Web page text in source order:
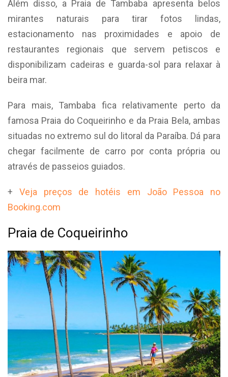
Além disso, a Praia de Tambaba apresenta belos
mirantes naturais para tirar fotos lindas,
estacionamento nas proximidades e apoio de
restaurantes regionais que servem petiscos e
disponibilizam cadeiras e guarda-sol para relaxar à
beira mar.
Para mais, Tambaba fica relativamente perto da
famosa Praia do Coqueirinho e da Praia Bela, ambas
situadas no extremo sul do litoral da Paraíba. Dá para
chegar facilmente de carro por conta própria ou
através de passeios guiados.
+ Veja preços de hotéis em João Pessoa no
Booking.com
Praia de Coqueirinho